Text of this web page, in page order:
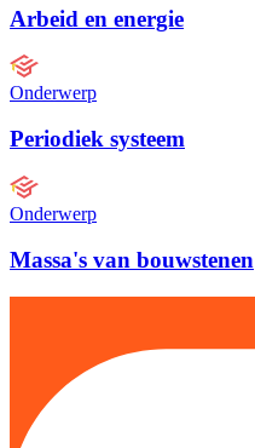
Arbeid en energie
Onderwerp
Periodiek systeem
Onderwerp
Massa's van bouwstenen